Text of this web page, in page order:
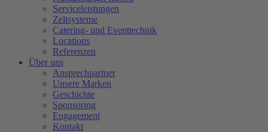
Serviceleistungen
Zeltsysteme
Catering- und Eventtechnik
Locations
Referenzen
Über uns
Ansprechpartner
Unsere Marken
Geschichte
Sponsoring
Engagement
Kontakt